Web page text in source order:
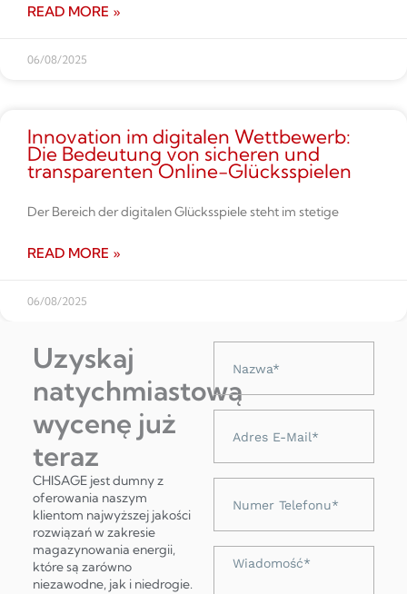
READ MORE »
06/08/2025
Innovation im digitalen Wettbe­werb:
Die Bedeutung von sicheren und
transparenten Online-Glücksspielen
Der Bereich der digitalen Glücksspiele steht im stetige
READ MORE »
06/08/2025
Uzyskaj
natychmiastową
wycenę już
teraz
CHISAGE jest dumny z
oferowania naszym
klientom najwyższej jakości
rozwiązań w zakresie
magazynowania energii,
które są zarówno
niezawodne, jak i niedrogie.
telefonu